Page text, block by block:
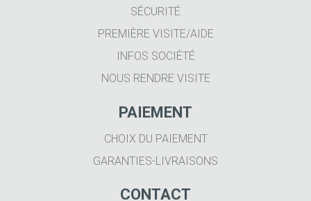
SÉCURITÉ
PREMIÈRE VISITE/AIDE
INFOS SOCIÉTÉ
NOUS RENDRE VISITE
PAIEMENT
CHOIX DU PAIEMENT
GARANTIES-LIVRAISONS
CONTACT